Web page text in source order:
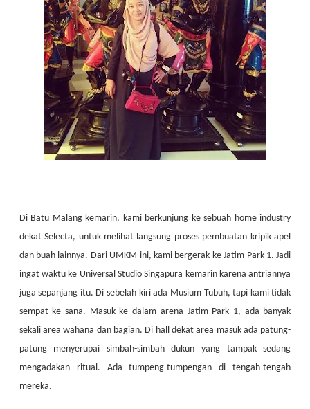
Di Batu Malang kemarin, kami berkunjung ke sebuah home industry
dekat Selecta, untuk melihat langsung proses pembuatan kripik apel
dan buah lainnya. Dari UMKM ini, kami bergerak ke Jatim Park 1. Jadi
ingat waktu ke Universal Studio Singapura kemarin karena antriannya
juga sepanjang itu. Di sebelah kiri ada Musium Tubuh, tapi kami tidak
sempat ke sana. Masuk ke dalam arena Jatim Park 1, ada banyak
sekali area wahana dan bagian. Di hall dekat area masuk ada patung-
patung menyerupai simbah-simbah dukun yang tampak sedang
mengadakan ritual. Ada tumpeng-tumpengan di tengah-tengah
mereka.